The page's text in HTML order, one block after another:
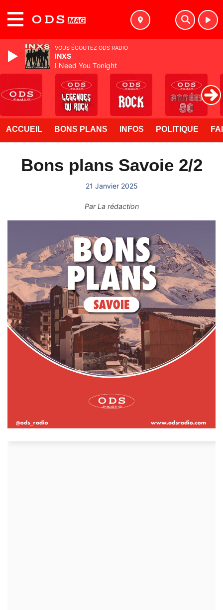
ACCUEIL BONS PLANS INFOS POLITIQUE
Bons plans Savoie 2/2
21 Janvier 2025
ParLa rédaction
VOUS ÉCOUTEZ ODS RADIO
INXS
I Need You Tonight